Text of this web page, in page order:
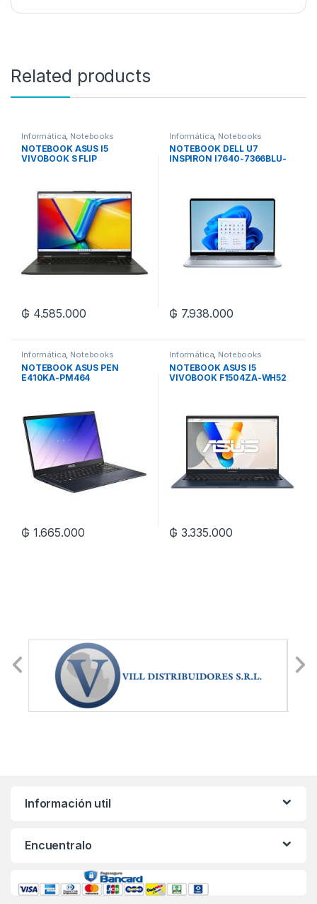
Related products
Informática Notebooks
NOTEBOOK ASUS I5
VIVOBOOK S FLIP
₲ 4.585.000
Informática Notebooks
NOTEBOOK DELL U7
INSPIRON I7640-7366BLU-
₲ 7.938.000
Informática, Notebooks
NOTEBOOK ASUS PEN
E410KA-PM464
₲ 1.665.000
Informática, Notebooks
NOTEBOOK ASUS I5
VIVOBOOK F1504ZA-WH52
₲ 3.335.000
Información util
Encuentralo